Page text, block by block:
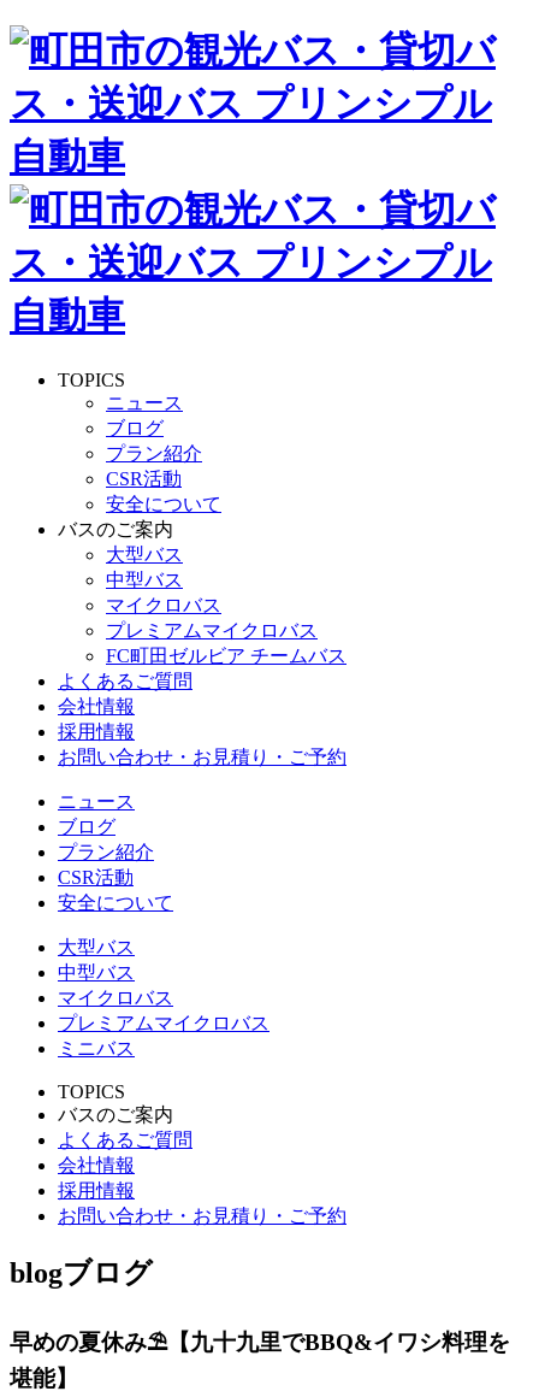
TOPICS
ニュース
ブログ
プラン紹介
CSR活動
安全について
バスのご案内
大型バス
中型バス
マイクロバス
プレミアムマイクロバス
FC町田ゼルビア チームバス
よくあるご質問
会社情報
採用情報
お問い合わせ・お見積り・ご予約
ニュース
ブログ
プラン紹介
CSR活動
安全について
大型バス
中型バス
マイクロバス
プレミアムマイクロバス
ミニバス
TOPICS
バスのご案内
よくあるご質問
会社情報
採用情報
お問い合わせ・お見積り・ご予約
blogブログ
早めの夏休み⛱【九十九里でBBQ&イワシ料理を
堪能】